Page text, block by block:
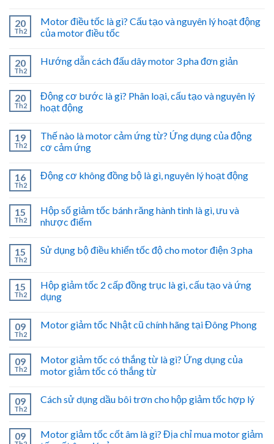
20
Th2
Motor điều tốc là gì? Cấu tạo và nguyên lý hoạt động
của motor điều tốc
20
Th2
Hướng dẫn cách đấu dây motor 3 pha đơn giản
20
Th2
Động cơ bước là gì? Phân loại, cấu tạo và nguyên lý
hoạt động
19
Th2
Thế nào là motor cảm ứng từ? Ứng dụng của động
cơ cảm ứng
16
Th2
Động cơ không đồng bộ là gì, nguyên lý hoạt động
15
Th2
Hộp số giảm tốc bánh răng hành tinh là gì, ưu và
nhược điểm
15
Th2
Sử dụng bộ điều khiển tốc độ cho motor điện 3 pha
15
Th2
Hộp giảm tốc 2 cấp đồng trục là gì, cấu tạo và ứng
dụng
09
Th2
Motor giảm tốc Nhật cũ chính hãng tại Đông Phong
09
Th2
Motor giảm tốc có thắng từ là gì? Ứng dụng của
motor giảm tốc có thắng từ
09
Th2
Cách sử dụng dầu bôi trơn cho hộp giảm tốc hợp lý
09
Motor giảm tốc cốt âm là gì? Địa chỉ mua motor giảm